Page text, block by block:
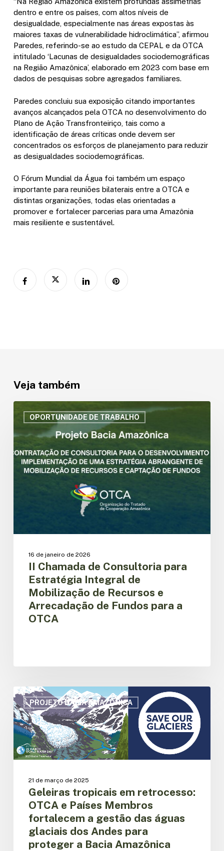
dentro e entre os países, com altos níveis de
desigualdade, especialmente nas áreas expostas às
maiores taxas de vulnerabilidade hidroclimática”, afirmou
Paredes, referindo-se ao estudo da CEPAL e da OTCA
intitulado ‘Lacunas de desigualdades sociodemográficas
na Região Amazônica’, elaborado em 2023 com base em
dados de pesquisas sobre agregados familiares.
Paredes concluiu sua exposição citando importantes
avanços alcançados pela OTCA no desenvolvimento do
Plano de Ação Transfronteiriço, tais como a
identificação de áreas críticas onde devem ser
concentrados os esforços de planejamento para reduzir
as desigualdades sociodemográficas.
O Fórum Mundial da Água foi também um espaço
importante para reuniões bilaterais entre a OTCA e
distintas organizações, todas elas orientadas a
promover e fortalecer parcerias para uma Amazônia
mais resiliente e sustentável.
Veja também
OPORTUNIDADE DE TRABALHO
Chamada
Consultoria
para
Estratégia
Integral
OTCA
16 de janeiro de 2026
II Chamada de Consultoria para
Estratégia Integral de
Mobilização de Recursos e
Arrecadação de Fundos para a
OTCA
PROJETO BACIA AMAZÔNICA
Geleiras
tropicais
em
retrocesso:
OTCA
e
Países
fortalecem
gestão
águas
glaciais
21 de março de 2025
Geleiras tropicais em retrocesso:
OTCA e Países Membros
fortalecem a gestão das águas
glaciais dos Andes para
proteger a Bacia Amazônica